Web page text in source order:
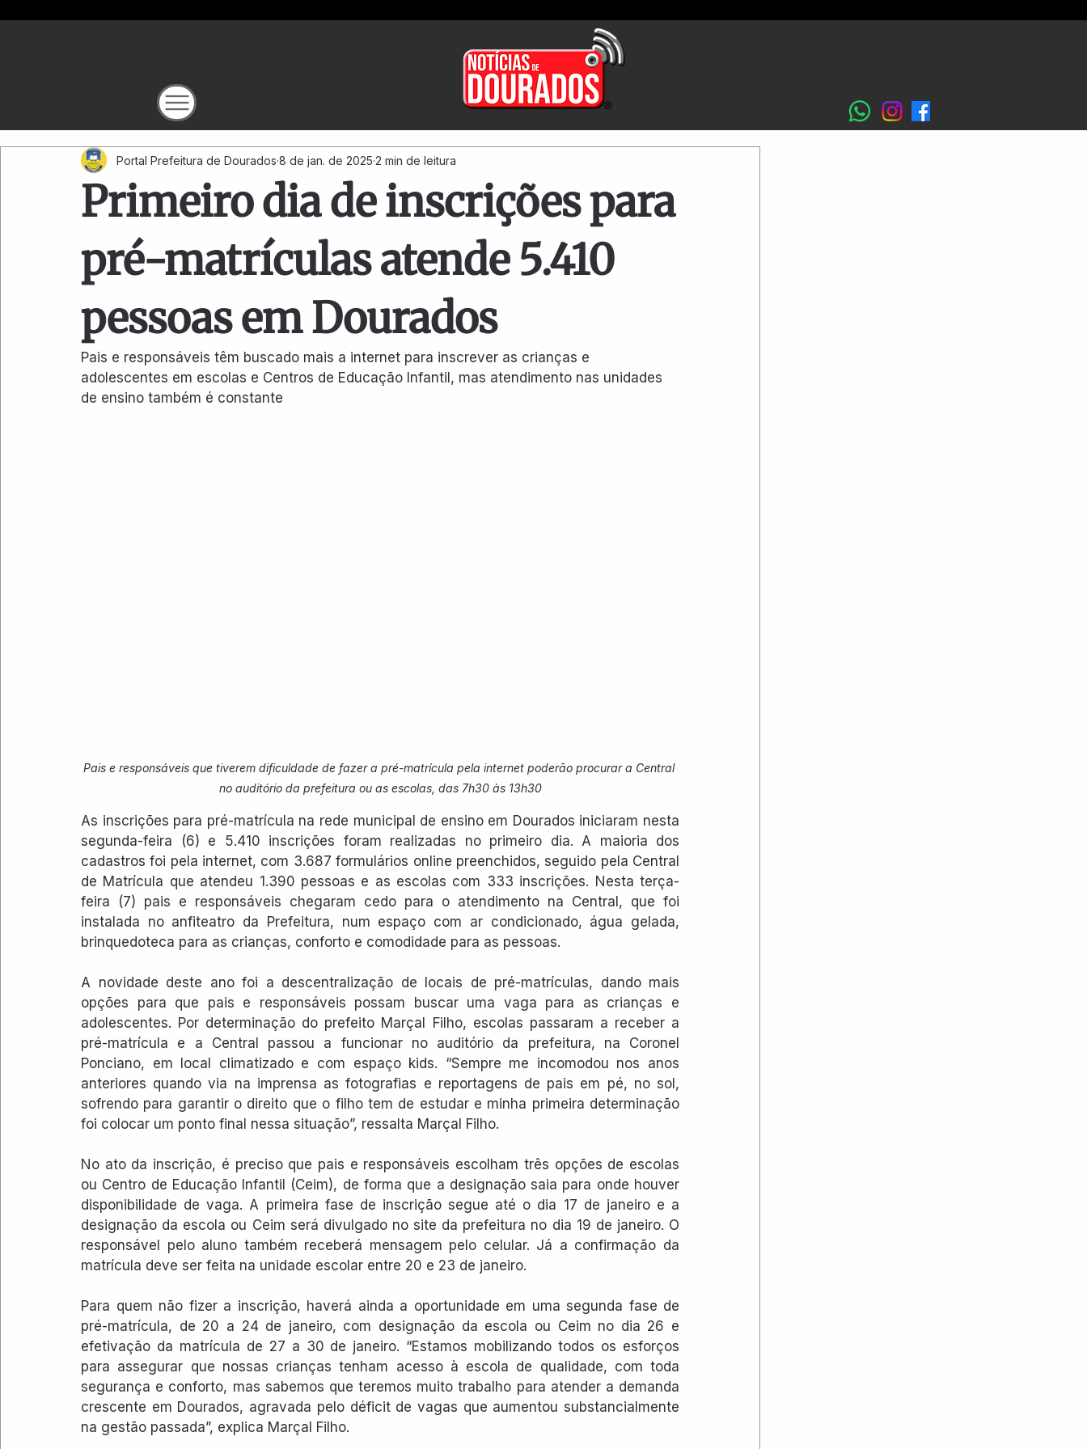
Primeiro dia de inscrições para
pré-matrículas atende 5.410
pessoas em Dourados
Portal Prefeitura de Dourados 8 de jan. de 2025 2 min de leitura
Pais e responsáveis têm buscado mais a internet para inscrever as crianças e
adolescentes em escolas e Centros de Educação Infantil, mas atendimento nas unidades
de ensino também é constante
Pais e responsáveis que tiverem dificuldade de fazer a pré-matrícula pela internet poderão procurar a Central
no auditório da prefeitura ou as escolas, das 7h30 às 13h30
As inscrições para pré-matrícula na rede municipal de ensino em Dourados iniciaram nesta
segunda-feira (6) e 5.410 inscrições foram realizadas no primeiro dia. A maioria dos
cadastros foi pela internet, com 3.687 formulários online preenchidos, seguido pela Central
de Matrícula que atendeu 1.390 pessoas e as escolas com 333 inscrições. Nesta terça-
feira (7) pais e responsáveis chegaram cedo para o atendimento na Central, que foi
instalada no anfiteatro da Prefeitura, num espaço com ar condicionado, água gelada,
brinquedoteca para as crianças, conforto e comodidade para as pessoas.
A novidade deste ano foi a descentralização de locais de pré-matrículas, dando mais
opções para que pais e responsáveis possam buscar uma vaga para as crianças e
adolescentes. Por determinação do prefeito Marçal Filho, escolas passaram a receber a
pré-matrícula e a Central passou a funcionar no auditório da prefeitura, na Coronel
Ponciano, em local climatizado e com espaço kids. “Sempre me incomodou nos anos
anteriores quando via na imprensa as fotografias e reportagens de pais em pé, no sol,
sofrendo para garantir o direito que o filho tem de estudar e minha primeira determinação
foi colocar um ponto final nessa situação”, ressalta Marçal Filho.
No ato da inscrição, é preciso que pais e responsáveis escolham três opções de escolas
ou Centro de Educação Infantil (Ceim), de forma que a designação saia para onde houver
disponibilidade de vaga. A primeira fase de inscrição segue até o dia 17 de janeiro e a
designação da escola ou Ceim será divulgado no site da prefeitura no dia 19 de janeiro. O
responsável pelo aluno também receberá mensagem pelo celular. Já a confirmação da
matrícula deve ser feita na unidade escolar entre 20 e 23 de janeiro.
Para quem não fizer a inscrição, haverá ainda a oportunidade em uma segunda fase de
pré-matrícula, de 20 a 24 de janeiro, com designação da escola ou Ceim no dia 26 e
efetivação da matrícula de 27 a 30 de janeiro. “Estamos mobilizando todos os esforços
para assegurar que nossas crianças tenham acesso à escola de qualidade, com toda
segurança e conforto, mas sabemos que teremos muito trabalho para atender a demanda
crescente em Dourados, agravada pelo déficit de vagas que aumentou substancialmente
na gestão passada”, explica Marçal Filho.